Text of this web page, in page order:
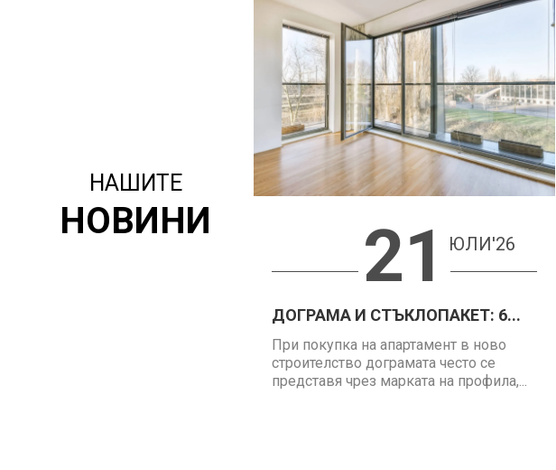
НАШИТЕ
НОВИНИ 21 ЮЛИ'26
ДОГРАМА И СТЪКЛОПАКЕТ: 6...
При покупка на апартамент в ново
строителство дограмата често се
представя чрез марката на профила,...